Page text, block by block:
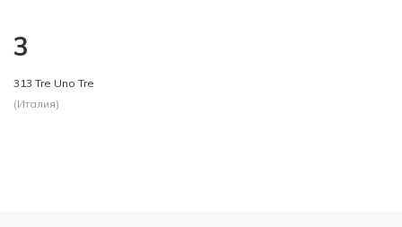
3
313 Tre Uno Tre
(Италия)